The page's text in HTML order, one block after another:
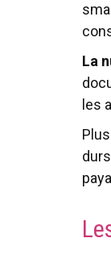
La
les